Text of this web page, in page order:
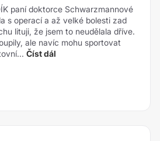
paní doktorce Schwarzmannové
s operací a až velké bolesti zad
lituji, že jsem to neudělala dříve.
ale navíc mohu sportovat
Číst dál